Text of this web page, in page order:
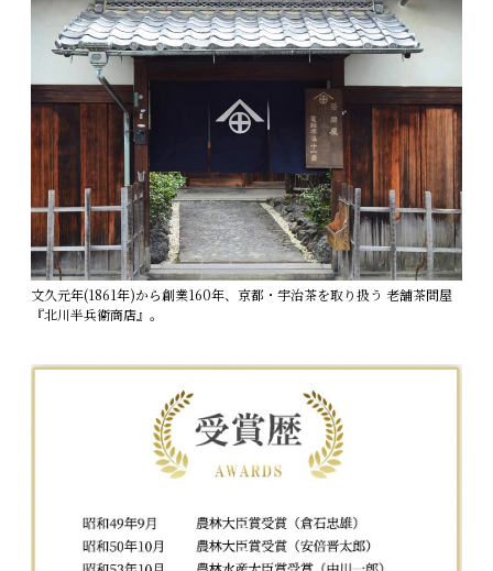
文久元年(1861年)から創業160年、京都・宇治茶を取り扱う 老舗茶問屋
『北川半兵衞商店』。